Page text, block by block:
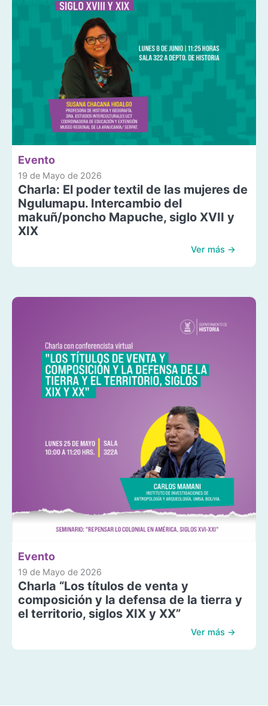
Evento
19 de Mayo de 2026
Charla: El poder textil de las mujeres de
Ngulumapu. Intercambio del
makuñ/poncho Mapuche, siglo XVII y
XIX
Ver más →
Evento
19 de Mayo de 2026
Charla “Los títulos de venta y
composición y la defensa de la tierra y
el territorio, siglos XIX y XX”
Ver más →